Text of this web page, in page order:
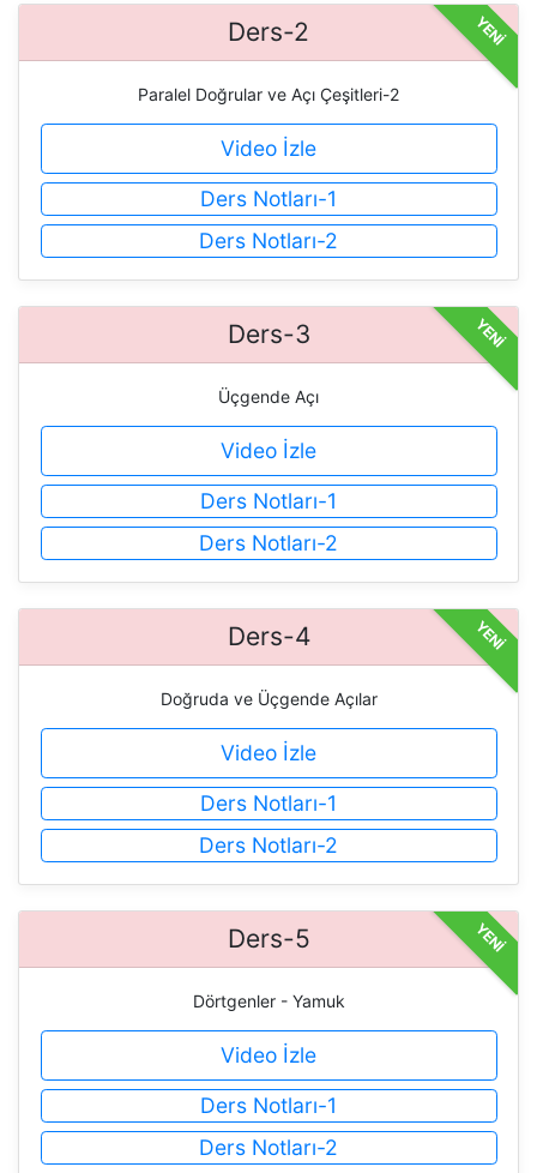
Ders-2 YENİ
Paralel Doğrular ve Açı Çeşitleri-2
Video İzle
Ders Notları-1
Ders Notları-2
Ders-3 YENİ
Üçgende Açı
Video İzle
Ders Notları-1
Ders Notları-2
Ders-4 YENİ
Doğruda ve Üçgende Açılar
Video İzle
Ders Notları-1
Ders Notları-2
Ders-5 YENİ
Dörtgenler - Yamuk
Video İzle
Ders Notları-1
Ders Notları-2